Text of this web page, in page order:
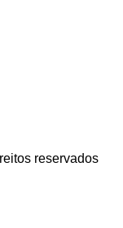
reservados